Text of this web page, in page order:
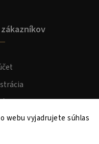
webu vyjadrujete súhlas